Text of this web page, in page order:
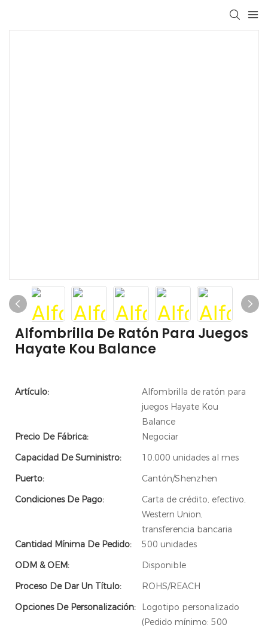
Alfombrilla De Ratón Para Juegos
Hayate Kou Balance
Artículo:
Alfombrilla de ratón para
juegos Hayate Kou
Balance
Precio De Fábrica:
Negociar
Capacidad De Suministro:
10.000 unidades al mes
Puerto:
Cantón/Shenzhen
Condiciones De Pago:
Carta de crédito, efectivo,
Western Union,
transferencia bancaria
Cantidad Mínima De Pedido:
500 unidades
ODM & OEM:
Disponible
Proceso De Dar Un Título:
ROHS/REACH
Opciones De Personalización:
Logotipo personalizado
(Pedido mínimo: 500